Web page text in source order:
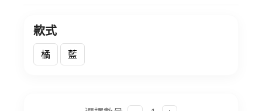
款式
橘 藍